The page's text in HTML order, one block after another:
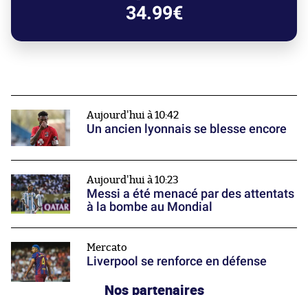
34.99€
Aujourd'hui à 10:42
Un ancien lyonnais se blesse encore
Aujourd'hui à 10:23
Messi a été menacé par des attentats
à la bombe au Mondial
Mercato
Liverpool se renforce en défense
Nos partenaires